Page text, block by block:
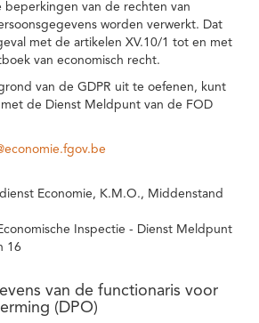
beperkingen van de rechten van
worden verwerkt. Dat
met de artikelen XV.10/1 tot en met
van economisch recht.
van de GDPR uit te oefenen, kunt
de Dienst Meldpunt van de FOD
Economie, K.M.O., Middenstand
Inspectie - Dienst Meldpunt
16
van de functionaris voor
(DPO)